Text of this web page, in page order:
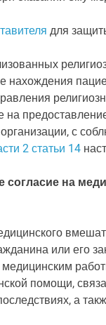
для
нахождения
с
2 статьи 14
на
или его
помощи,
а